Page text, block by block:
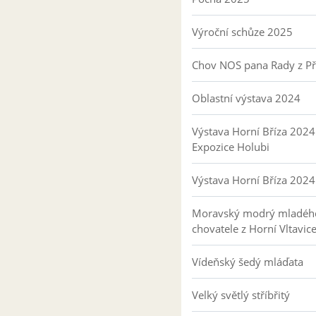
Výroční schůze 2025
Chov NOS pana Rady z
Oblastní výstava 2024
Výstava Horní Bříza 2024
Expozice Holubi
Výstava Horní Bříza 2024
Moravský modrý
chovatele z Horní Vltavice
Vídeňský šedý mláďata
Velký světlý stříbřitý